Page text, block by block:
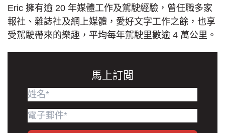
Eric 擁有逾 20 年媒體工作及駕駛經驗，曾任職多家
報社、雜誌社及網上媒體，愛好文字工作之餘，也享
受駕駛帶來的樂趣，平均每年駕駛里數逾 4 萬公里。
馬上訂閲